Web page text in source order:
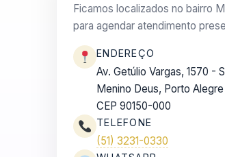
Ficamos localizados no bairro
para agendar atendimento
ENDEREÇO
Av. Getúlio Vargas, 1570 -
Menino Deus, Porto Alegre
CEP 90150-000
TELEFONE
(51) 3231-0330